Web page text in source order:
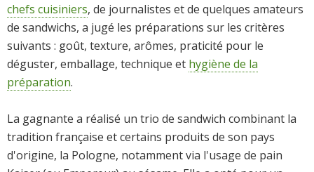
chefs cuisiniers, de journalistes et de quelques amateurs
de sandwichs, a jugé les préparations sur les critères
suivants : goût, texture, arômes, praticité pour le
déguster, emballage, technique et hygiène de la
préparation.
La gagnante a réalisé un trio de sandwich combinant la
tradition française et certains produits de son pays
d'origine, la Pologne, notamment via l'usage de pain